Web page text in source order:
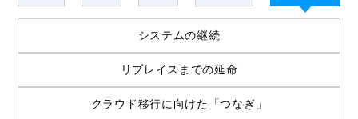
システムの継続
リプレイスまでの延命
クラウド移行に向けた「つなぎ」